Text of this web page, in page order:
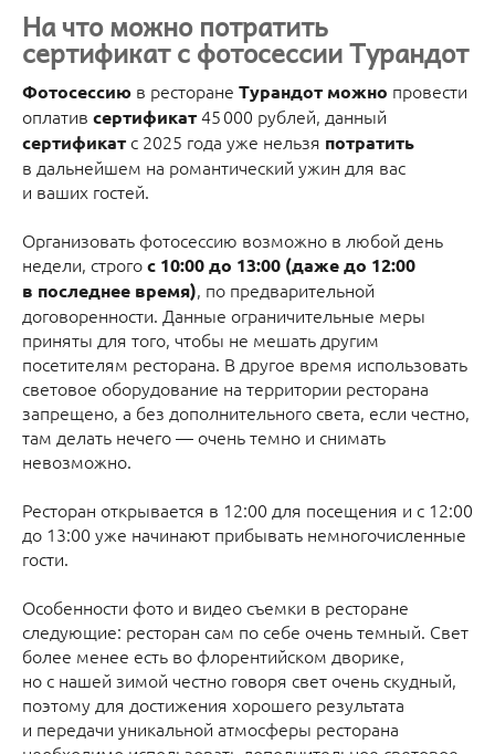
На что можно потратить
сертификат с фотосессии Турандот
Фотосессию в ресторане Турандот можно провести
оплатив сертификат45 000 рублей, данный
сертификат с 2025 года уже нельзя потратить
в дальнейшем на романтический ужин для вас
и ваших гостей.
Организовать фотосессию возможно в любой день
недели, строгос 10:00 до 13:00 (даже до 12:00
в последнее время), по предварительной
договоренности. Данные ограничительные меры
приняты для того, чтобы не мешать другим
посетителям ресторана. В другое время использовать
световое оборудование на территории ресторана
запрещено, а без дополнительного света, если честно,
там делать нечего — очень темно и снимать
невозможно.
Ресторан открывается в 12:00 для посещения и с 12:00
до 13:00 уже начинают прибывать немногочисленные
гости.
Особенности фото и видео съемки в ресторане
следующие: ресторан сам по себе очень темный. Свет
более менее есть во флорентийском дворике,
но с нашей зимой честно говоря свет очень скудный,
поэтому для достижения хорошего результата
и передачи уникальной атмосферы ресторана